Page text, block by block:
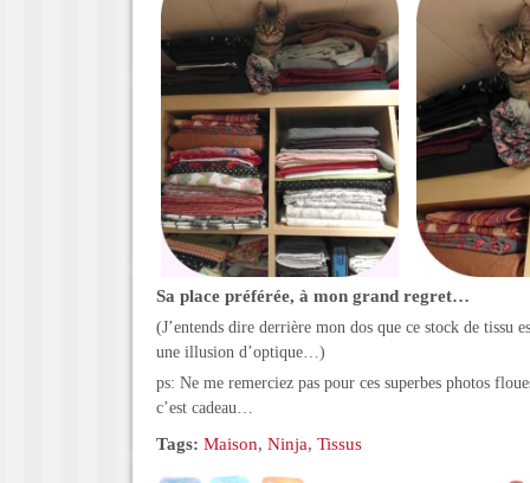
Sa place préférée, à mon grand regret…
(J’entends dire derrière mon dos que ce stock de tissu
une illusion d’optique…)
ps: Ne me remerciez pas pour ces superbes photos
c’est cadeau…
Tags: Maison, Ninja, Tissus